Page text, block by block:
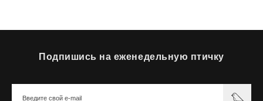
Подпишись на еженедельную птичку